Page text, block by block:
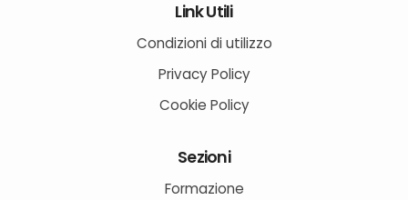
Link Utili
Condizioni di utilizzo
Privacy Policy
Cookie Policy
Sezioni
Formazione